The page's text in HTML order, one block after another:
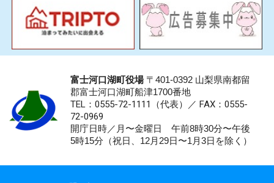
富士河口湖町役場〒401-0392 山梨県南都留
郡富士河口湖町船津1700番地
TEL：0555-72-1111 （代表）／ FAX：0555-
72-0969
開庁日時／月〜金曜日 午前8時30分〜午後
5時15分（祝日、12月29日〜1月3日を除く）